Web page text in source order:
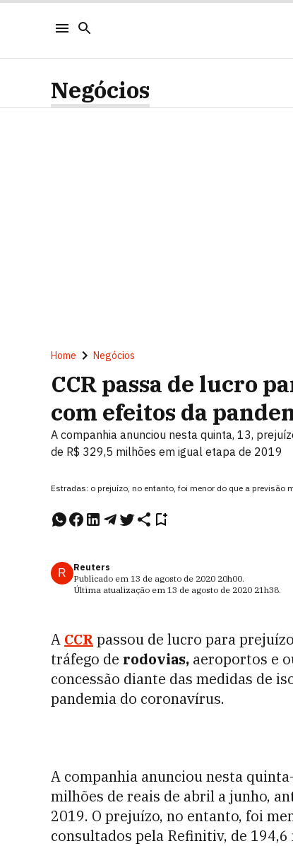
Negócios
Home Negócios
CCR passa de lucro
com efeitos da
A companhia anunciou nesta quinta, 13,
de R$ 329,5 milhões em igual etapa de 2019
Estradas: o prejuízo, no entanto, foi menor do que a previsão
R
Reuters
Publicado em 13 de agosto de 2020 20h00.
Última atualização em 13 de agosto de 2020 21h38.
A CCRpassou de lucro para
tráfego de rodovias, aeroportos e
concessão diante das medidas de
pandemia do coronavírus.
A companhia anunciou nesta
milhões de reais de abril a junho,
2019. O prejuízo, no entanto, foi
consultados pela Refinitiv, de